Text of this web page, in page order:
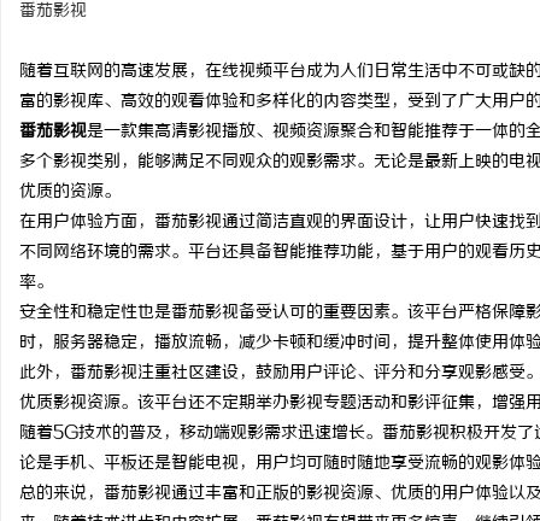
番茄影视
随着互联网的高速发展，在线视频平台成为人们日常生活中不可或缺
富的影视库、高效的观看体验和多样化的内容类型，受到了广大用户
番茄影视是一款集高清影视播放、视频资源聚合和智能推荐于一体的
多个影视类别，能够满足不同观众的观影需求。无论是最新上映的
优质的资源。
在用户体验方面，番茄影视通过简洁直观的界面设计，让用户快速
不同网络环境的需求。平台还具备智能推荐功能，基于用户的观看
率。
安全性和稳定性也是番茄影视备受认可的重要因素。该平台严格保
时，服务器稳定，播放流畅，减少卡顿和缓冲时间，提升整体使用体
此外，番茄影视注重社区建设，鼓励用户评论、评分和分享观影感
优质影视资源。该平台还不定期举办影视专题活动和影评征集，增强
随着5G技术的普及，移动端观影需求迅速增长。番茄影视积极开发
论是手机、平板还是智能电视，用户均可随时随地享受流畅的观影体
总的来说，番茄影视通过丰富和正版的影视资源、优质的用户体验